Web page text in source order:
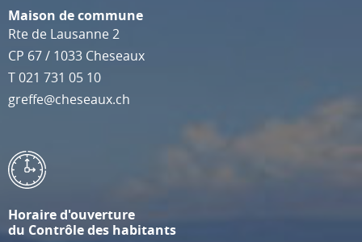
Maison de commune
Rte de Lausanne 2
CP 67/ 1033 Cheseaux
T021 731 05 10
greffe@cheseaux.ch
Horaire d'ouverture
du Contrôle des habitants